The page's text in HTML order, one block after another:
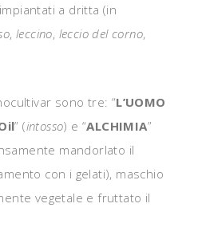
a dritta (in
,leccino, leccio del corno,
sono tre: “L’UOMO
” (intosso) e “ALCHIMIA”
mandorlato il
con i gelati), maschio
vegetale e fruttato il